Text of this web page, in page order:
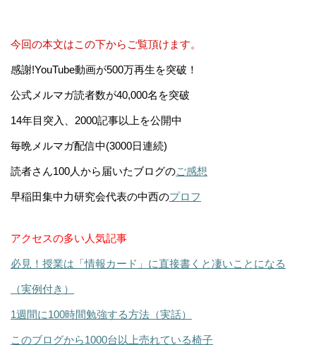
今回の本文はこの下からご覧頂けます。
感謝!YouTube動画が500万再生を突破！
公式メルマガ読者数が40,000名を突破
14年目突入、2000記事以上を公開中
毎晩メルマガ配信中(3000日連続)
読者さん100人から届いたブログのご感想
早稲田集中力研究会代表の中西のプロフ
アクセスの多い人気記事
必見！授業は「情報カード」に直接書くと凄いことになる
（実例付き）
1週間に100時間勉強する方法（実話）
このブログから1000台以上売れている椅子